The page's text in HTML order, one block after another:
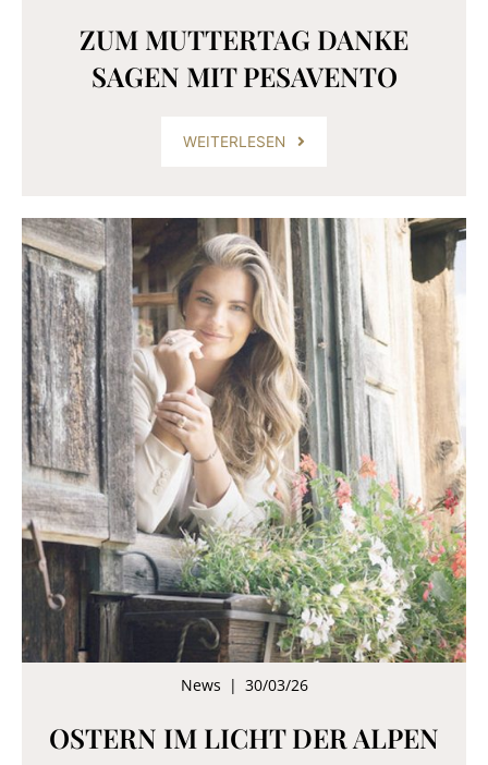
ZUM MUTTERTAG DANKE
SAGEN MIT PESAVENTO
WEITERLESEN
News | 30/03/26
OSTERN IM LICHT DER ALPEN